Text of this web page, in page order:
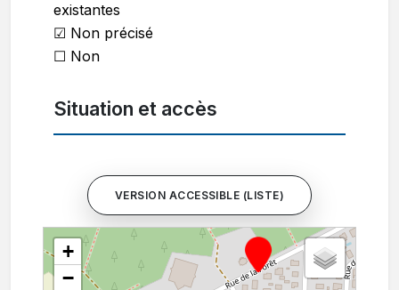
existantes
☑ Non précisé
☐ Non
Situation et accès
VERSION ACCESSIBLE (LISTE)
+
−